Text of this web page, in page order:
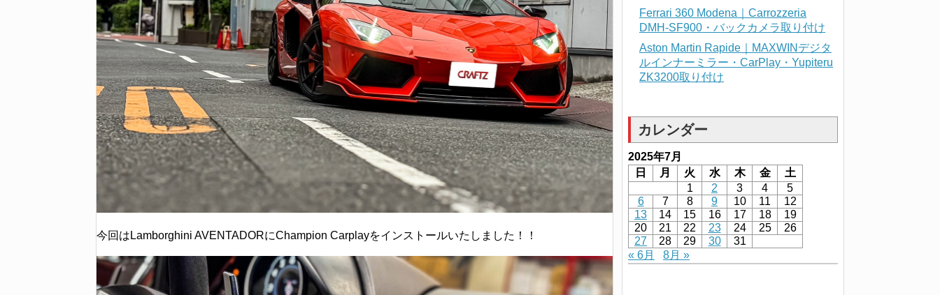
今回はLamborghini AVENTADORにChampion Carplayをインストールいたしました！！
Ferrari 360 Modena｜Carrozzeria
DMH-SF900・バックカメラ取り付け
Aston Martin Rapide｜MAXWINデジタ
ルインナーミラー・CarPlay・Yupiteru
ZK3200取り付け
カレンダー
2025年7月
日
月 火 水 木 金
土
1
2 3 4
5
6
7 8 9 10 11
12
13
14 15 16 17 18
19
20
21 22 23 24 25
26
27
28 29 30
31
« 6月
8月 »